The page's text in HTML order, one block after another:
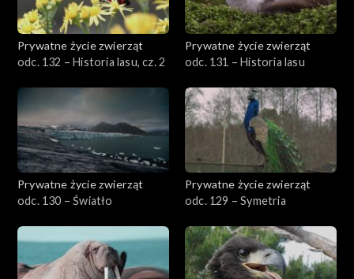
Prywatne życie zwierząt
odc. 132 – Historia lasu, cz. 2
Prywatne życie zwierząt
odc. 131 – Historia lasu
Prywatne życie zwierząt
odc. 130 – Światło
Prywatne życie zwierząt
odc. 129 – Symetria